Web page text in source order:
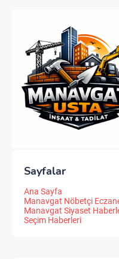
Sayfalar
Ana Sayfa
Manavgat Nöbetçi
Manavgat Siyaset
Seçim Haberleri